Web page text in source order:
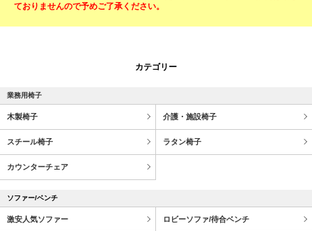
ておりませんので予めご了承ください。
カテゴリー
業務用椅子
木製椅子 介護・施設椅子
スチール椅子 ラタン椅子
カウンターチェア
ソファー/ベンチ
激安人気ソファー ロビーソファ/待合ベンチ